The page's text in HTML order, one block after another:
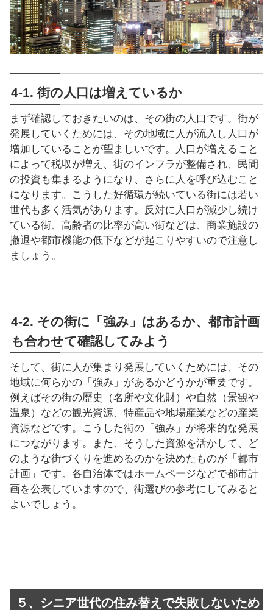
4-1. 街の人口は増えているか
まず確認しておきたいのは、その街の人口です。街が
発展していくためには、その地域に人が流入し人口が
増加していることが望ましいです。人口が増えること
によって税収が増え、街のインフラが整備され、民間
の投資も集まるようになり、さらに人を呼び込むこと
になります。こうした好循環が続いている街には若い
世代も多く活気があります。反対に人口が減少し続け
ている街、高齢者の比率が高い街などは、商業施設の
撤退や都市機能の低下などが起こりやすいので注意し
ましょう。
4-2. その街に「強み」はあるか、都市計画
も合わせて確認してみよう
そして、街に人が集まり発展していくためには、その
地域に何らかの「強み」があるかどうかが重要です。
例えばその街の歴史（名所や文化財）や自然（景観や
温泉）などの観光資源、特産品や地場産業などの産業
資源などです。こうした街の「強み」が将来的な発展
につながります。また、そうした資源を活かして、ど
のような街づくりを進めるのかを決めたものが「都市
計画」です。各自治体ではホームページなどで都市計
画を公表していますので、街選びの参考にしてみると
よいでしょう。
５、シニア世代の住み替えで失敗しないため